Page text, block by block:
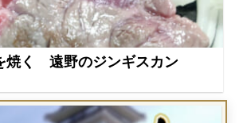
焼く 遠野のジンギスカン